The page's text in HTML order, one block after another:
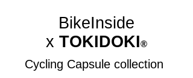
BikeInside
x TOKIDOKI®
Cycling Capsule collection